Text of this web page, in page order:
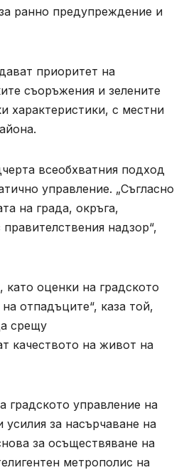
ранно предупреждение и
приоритет на
съоръжения и зелените
характеристики, с местни
всеобхватния подход
управление. „Съгласно
на града, окръга,
надзор“,
оценки на градското
отпадъците“, каза той,
срещу
качеството на живот на
градското управление на
за насърчаване на
за осъществяване на
метрополис на